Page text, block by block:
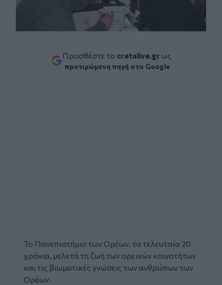
Προσθέστε το cretalive.gr ως
προτιμώμενη πηγή στο Google
Το Πανεπιστήμιο των Ορέων, τα τελευταία 20
χρόνια, μελετά τη ζωή των ορεινών κοινοτήτων
και τις βιωματικές γνώσεις των ανθρώπων των
Ορέων.